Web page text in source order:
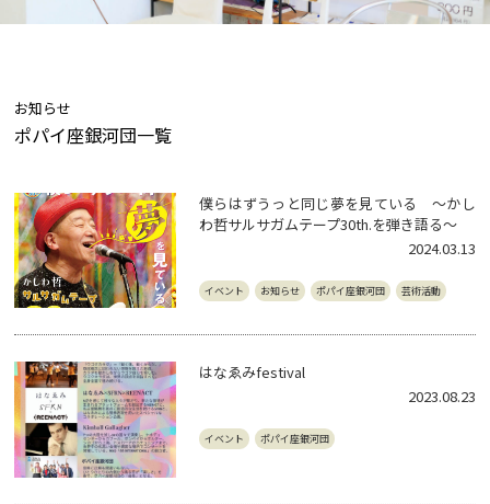
お知らせ
ポパイ座銀河団一覧
僕らはずうっと同じ夢を見ている ～かし
わ哲サルサガムテープ30th.を弾き語る～
2024.03.13
イベント お知らせ ポパイ座銀河団 芸術活動
はなゑみfestival
2023.08.23
イベント ポパイ座銀河団